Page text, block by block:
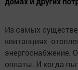
Из самых
квитанциях -
энергоснабжение.
оплаты. И когда